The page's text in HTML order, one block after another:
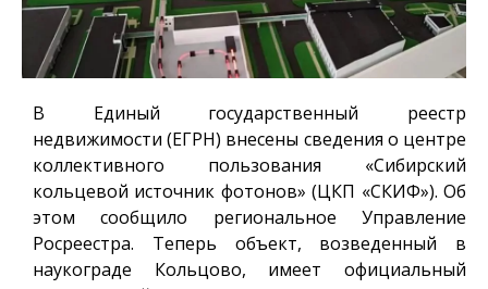
В Единый государственный реестр
недвижимости (ЕГРН) внесены сведения о центре
коллективного пользования «Сибирский
кольцевой источник фотонов» (ЦКП «СКИФ»). Об
этом сообщило региональное Управление
Росреестра. Теперь объект, возведенный в
наукограде Кольцово, имеет официальный